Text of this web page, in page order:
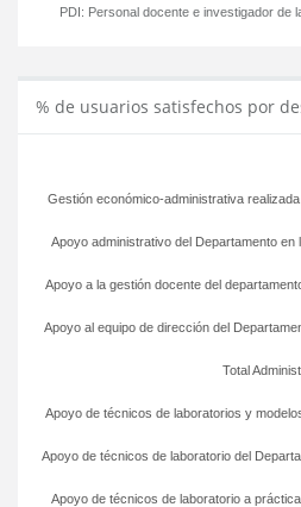
PDI: Personal docente e investigador de
% de usuarios satisfechos por
Apoyo de técnicos de laboratorio a
Apoyo de técnicos de laboratorio del
Apoyo de técnicos de laboratorios y modelos
Total
Apoyo al equipo de dirección del
Apoyo a la gestión docente del departamento
Apoyo administrativo del Departamento en
Gestión económico-administrativa realizada